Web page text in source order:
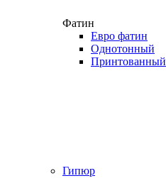
Фатин
Евро фатин
Однотонный
Принтованный
Гипюр